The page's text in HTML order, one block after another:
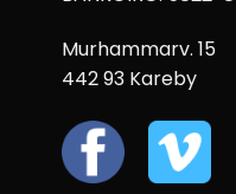
Murhammarv. 15
442 93 Kareby